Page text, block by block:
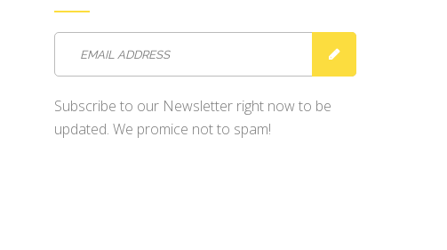
Subscribe to our Newsletter right now to be
updated. We promice not to spam!